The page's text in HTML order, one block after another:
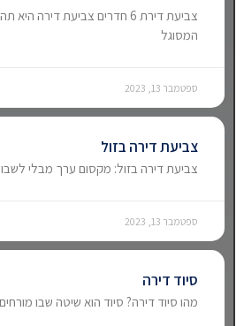
צביעת דירת 6 חדרים צביעת דירה
המסוגל
ספטמבר 13, 2023
צביעת דירה בזול
צביעת דירה בזול: מקסום ערך מבלי
ספטמבר 13, 2023
סיוד דירה
מהו סיוד דירה? סיוד הוא שיטה שבו